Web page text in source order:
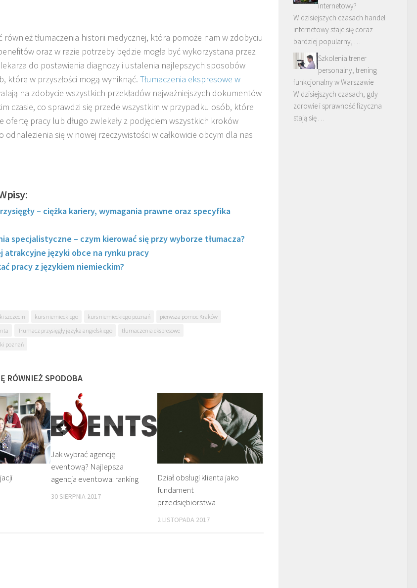
również tłumaczenia historii medycznej, która pomoże nam w zdobyciu
oraz w razie potrzeby będzie mogła być wykorzystana przez
do postawienia diagnozy i ustalenia najlepszych sposobów
które w przyszłości mogą wyniknąć. Tłumaczenia ekspresowe w
na zdobycie wszystkich przekładów najważniejszych dokumentów
czasie, co sprawdzi się przede wszystkim w przypadku osób, które
ofertę pracy lub długo zwlekały z podjęciem wszystkich kroków
odnalezienia się w nowej rzeczywistości w całkowicie obcym dla nas
– ciężka kariery, wymagania prawne oraz specyfika
specjalistyczne – czym kierować się przy wyborze tłumacza?
atrakcyjne języki obce na rynku pracy
pracy z językiem niemieckim?
szczecin kurs niemieckiego kurs niemieckiego poznań
pierwsza pomoc Kraków
Tłumacz przysięgły języka angielskiego
tłumaczenia ekspresowe
poznań
RÓWNIEŻ SPODOBA
Jak wybrać agencję
eventową? Najlepsza
agencja eventowa: ranking
30 SIERPNIA 2017
Dział obsługi klienta jako
fundament
przedsiębiorstwa
2 LISTOPADA 2017
internetowy?
W dzisiejszych czasach handel
internetowy staje się coraz
bardziej popularny, …
Szkolenia trener
personalny, trening
funkcjonalny w Warszawie
W dzisiejszych czasach, gdy
zdrowie i sprawność fizyczna
stają się …